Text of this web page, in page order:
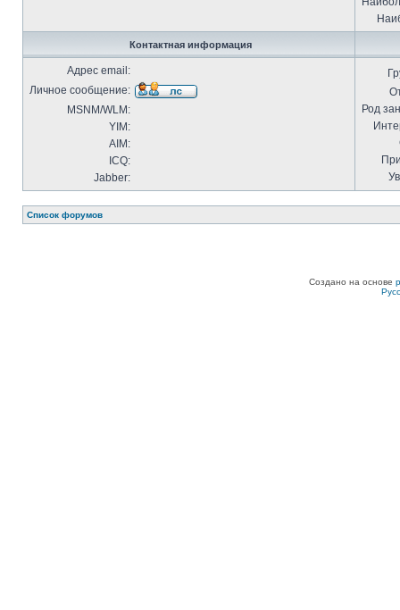
Контактная информация
Адрес email:
Личное сообщение:
MSNM/WLM:
YIM:
AIM:
ICQ:
Jabber:
Род
Список форумов
Создано на основе